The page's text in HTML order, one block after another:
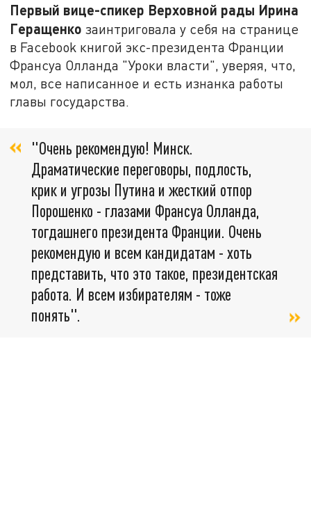
Первый вице-спикер Верховной рады Ирина
Геращенко заинтриговала у себя на странице
в Facebook книгой экс-президента Франции
Франсуа Олланда "Уроки власти", уверяя, что,
мол, все написанное и есть изнанка работы
главы государства.
"Очень рекомендую! Минск.
Драматические переговоры, подлость,
крик и угрозы Путина и жесткий отпор
Порошенко - глазами Франсуа Олланда,
тогдашнего президента Франции. Очень
рекомендую и всем кандидатам - хоть
представить, что это такое, президентская
работа. И всем избирателям - тоже
понять".